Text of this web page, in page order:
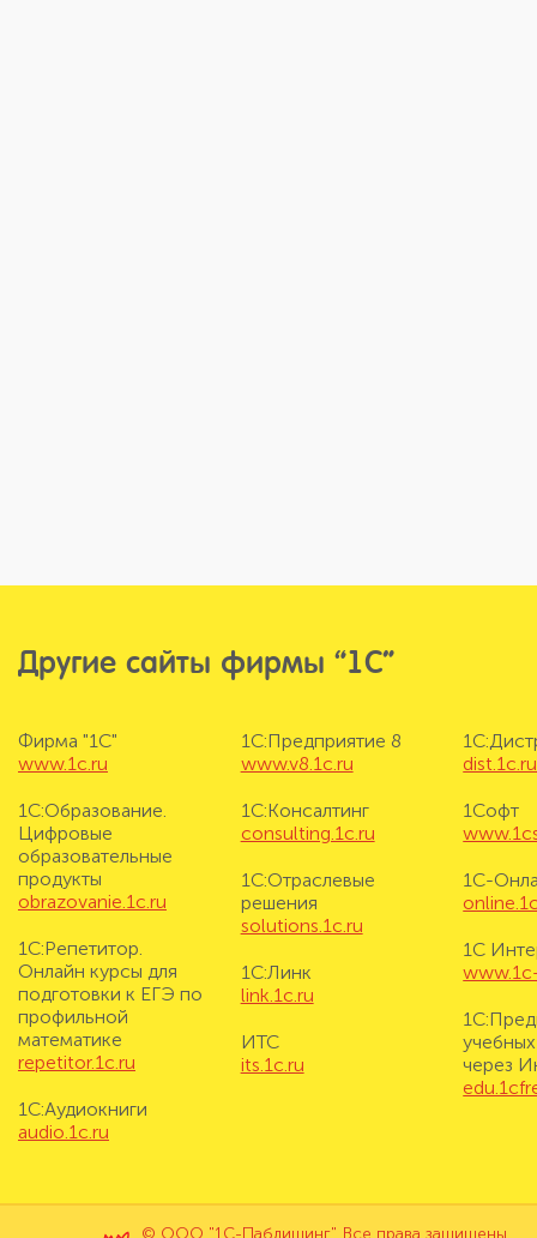
Другие сайты фирмы “1С”
Фирма "1С"
www.1c.ru
1С:Образование.
Цифровые
образовательные
продукты
obrazovanie.1c.ru
1С:Репетитор.
Онлайн курсы для
подготовки к ЕГЭ по
профильной
математике
repetitor.1c.ru
1С:Аудиокниги
audio.1c.ru
1С:Предприятие 8
www.v8.1c.ru
1С:Консалтинг
consulting.1c.ru
1С:Отраслевые
решения
solutions.1c.ru
1С:Линк
link.1c.ru
ИТС
its.1c.ru
dist.1c.ru
1Софт
1С-
1С
через
© ООО "1С-Паблишинг". Все права защищены.